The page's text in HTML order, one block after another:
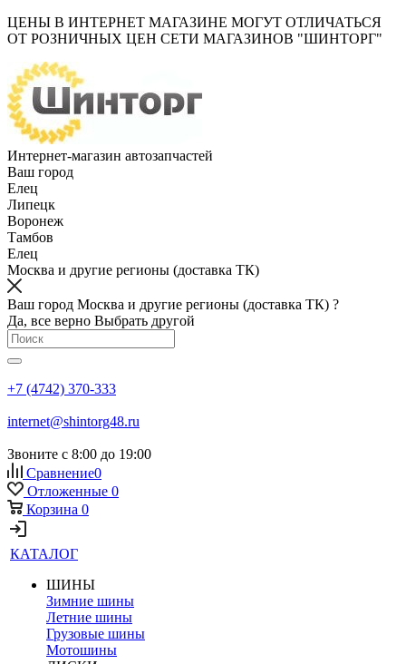
ЦЕНЫ В ИНТЕРНЕТ МАГАЗИНЕ МОГУТ ОТЛИЧАТЬСЯ
ОТ РОЗНИЧНЫХ ЦЕН СЕТИ МАГАЗИНОВ "ШИНТОРГ"
Интернет-магазин автозапчастей
Ваш город
Елец
Липецк
Воронеж
Тамбов
Елец
Москва и другие регионы (доставка ТК)
Ваш город Москва и другие регионы (доставка ТК) ?
Да, все верно Выбрать другой
+7 (4742) 370-333
internet@shintorg48.ru
Звоните с 8:00 до 19:00
Сравнение0
Отложенные 0
Корзина 0
КАТАЛОГ
ШИНЫ
Зимние шины
Летние шины
Грузовые шины
Мотошины